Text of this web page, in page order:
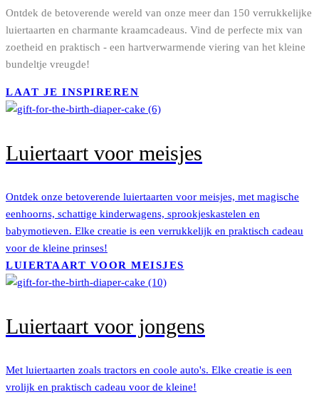
Ontdek de betoverende wereld van onze meer dan 150 verrukkelijke
luiertaarten en charmante kraamcadeaus. Vind de perfecte mix van
zoetheid en praktisch - een hartverwarmende viering van het kleine
bundeltje vreugde!
LAAT JE INSPIREREN
Luiertaart voor meisjes
Ontdek onze betoverende luiertaarten voor meisjes, met magische
eenhoorns, schattige kinderwagens, sprookjeskastelen en
babymotieven. Elke creatie is een verrukkelijk en praktisch cadeau
voor de kleine prinses!
LUIERTAART VOOR MEISJES
Luiertaart voor jongens
Met luiertaarten zoals tractors en coole auto's. Elke creatie is een
vrolijk en praktisch cadeau voor de kleine!